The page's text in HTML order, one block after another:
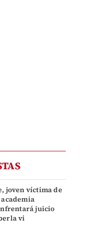
joven víctima de
juicio
vi